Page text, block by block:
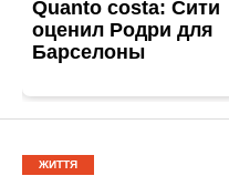
ЖИТТЯ